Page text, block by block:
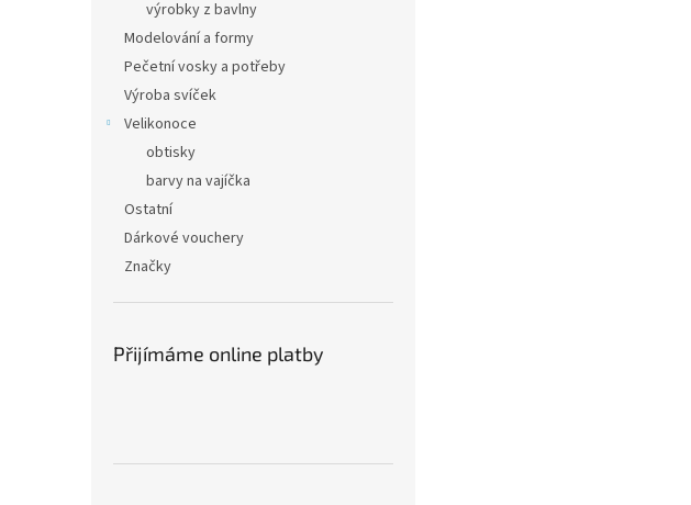
výrobky z bavlny
Modelování a formy
Pečetní vosky a potřeby
Výroba svíček
Velikonoce
obtisky
barvy na vajíčka
Ostatní
Dárkové vouchery
Značky
Přijímáme online platby